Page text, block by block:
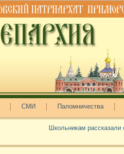
СМИ Паломничества
Школьникам